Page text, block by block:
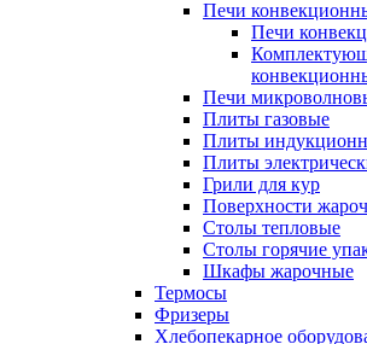
Печи
Печи
Печи
Плиты газовые
Плиты
Плиты
Грили для кур
Поверхности
Столы тепловые
Столы горячие
Шкафы жарочные
Термосы
Фризеры
Хлебопекарное